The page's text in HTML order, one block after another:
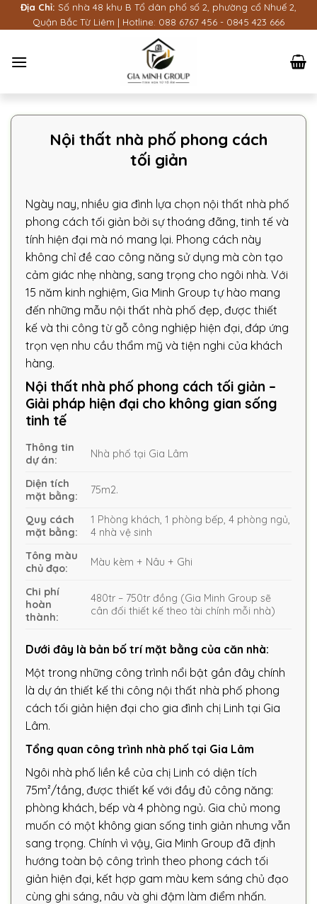
dung
Địa Chỉ: Số nhà 48 khu B Tổ dân phố số 2, phường cổ Nhuế 2,
Quận Bắc Từ Liêm | Hotline: 088 6767 456 - 0845 423 666
Nội thất nhà phố phong cách
tối giản
Ngày nay, nhiều gia đình lựa chọn nội thất nhà phố
phong cách tối giản bởi sự thoáng đãng, tinh tế và
tính hiện đại mà nó mang lại. Phong cách này
không chỉ đề cao công năng sử dụng mà còn tạo
cảm giác nhẹ nhàng, sang trọng cho ngôi nhà. Với
15 năm kinh nghiệm, Gia Minh Group tự hào mang
đến những mẫu nội thất nhà phố đẹp, được thiết
kế và thi công từ gỗ công nghiệp hiện đại, đáp ứng
trọn vẹn nhu cầu thẩm mỹ và tiện nghi của khách
hàng.
Nội thất nhà phố phong cách tối giản –
Giải pháp hiện đại cho không gian sống
tinh tế
Thông tin
dự án:
Nhà phố tại Gia Lâm
Diện tích
mặt bằng:
75m2.
Quy cách
mặt bằng:
1 Phòng khách, 1 phòng bếp, 4 phòng ngủ,
4 nhà vệ sinh
Tông màu
chủ đạo:
Màu kèm + Nâu + Ghi
Chi phí
hoàn
thành:
480tr – 750tr đồng (Gia Minh Group sẽ
cân đối thiết kế theo tài chính mỗi nhà)
Dưới đây là bản bố trí mặt bằng của căn nhà:
Một trong những công trình nổi bật gần đây chính
là dự án thiết kế thi công nội thất nhà phố phong
cách tối giản hiện đại cho gia đình chị Linh tại Gia
Lâm.
Tổng quan công trình nhà phố tại Gia Lâm
Ngôi nhà phố liền kề của chị Linh có diện tích
75m²/tầng, được thiết kế với đầy đủ công năng:
phòng khách, bếp và 4 phòng ngủ. Gia chủ mong
muốn có một không gian sống tinh giản nhưng vẫn
sang trọng. Chính vì vậy, Gia Minh Group đã định
hướng toàn bộ công trình theo phong cách tối
giản hiện đại, kết hợp gam màu kem sáng chủ đạo
cùng ghi sáng, nâu và ghi đậm làm điểm nhấn.